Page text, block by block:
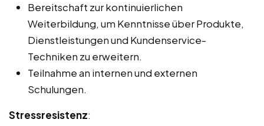
Bereitschaft zur kontinuierlichen
Weiterbildung, um Kenntnisse über Produkte,
Dienstleistungen und Kundenservice-
Techniken zu erweitern.
Teilnahme an internen und externen
Schulungen.
Stressresistenz: